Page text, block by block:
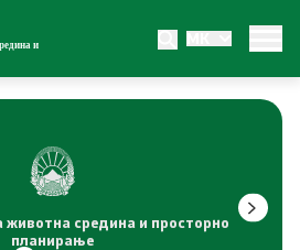
и
MK
животна средина и просторно
планирање